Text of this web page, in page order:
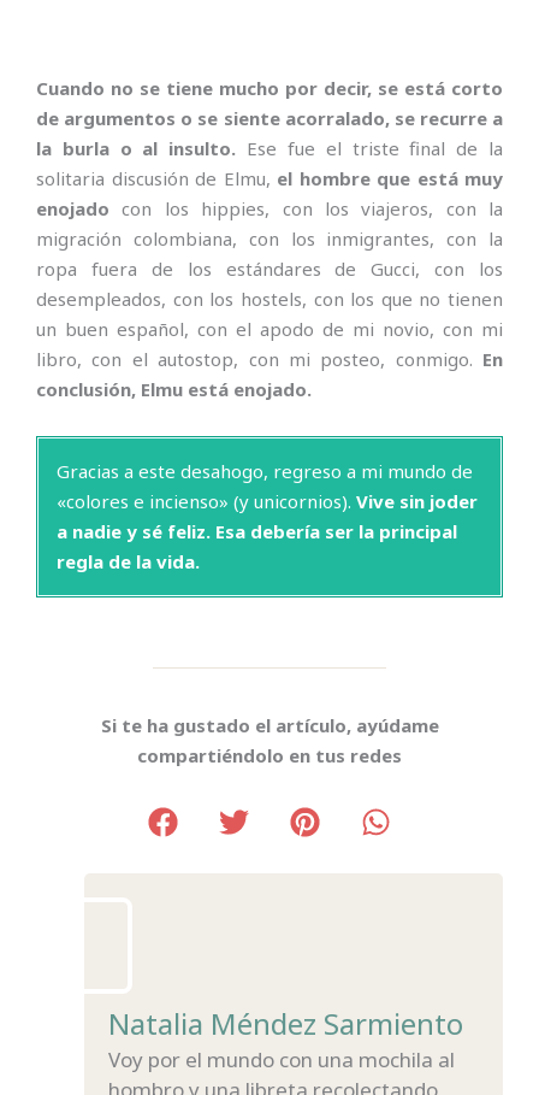
Cuando no se tiene mucho por decir, se está corto
de argumentos o se siente acorralado, se recurre a
la burla o al insulto. Ese fue el triste final de la
solitaria discusión de Elmu, el hombre que está muy
enojado con los hippies, con los viajeros, con la
migración colombiana, con los inmigrantes, con la
ropa fuera de los estándares de Gucci, con los
desempleados, con los hostels, con los que no tienen
un buen español, con el apodo de mi novio, con mi
libro, con el autostop, con mi posteo, conmigo. En
conclusión, Elmu está enojado.
Gracias a este desahogo, regreso a mi mundo de
«colores e incienso» (y unicornios). Vive sin joder
a nadie y sé feliz. Esa debería ser la principal
regla de la vida.
Si te ha gustado el artículo, ayúdame
compartiéndolo en tus redes
Natalia Méndez Sarmiento
Voy por el mundo con una mochila al
hombro y una libreta recolectando